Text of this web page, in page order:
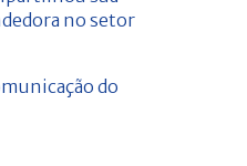
no setor
do